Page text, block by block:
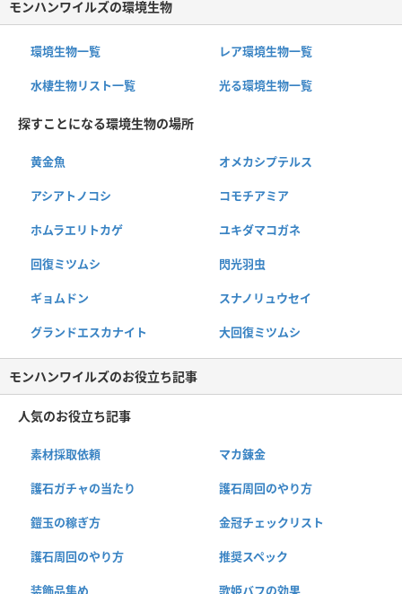
モンハンワイルズの環境生物
環境生物一覧 レア環境生物一覧
水棲生物リスト一覧 光る環境生物一覧
探すことになる環境生物の場所
黄金魚 オメカシプテルス
アシアトノコシ コモチアミア
ホムラエリトカゲ ユキダマコガネ
回復ミツムシ 閃光羽虫
ギョムドン スナノリュウセイ
グランドエスカナイト 大回復ミツムシ
モンハンワイルズのお役立ち記事
人気のお役立ち記事
素材採取依頼 マカ錬金
護石ガチャの当たり 護石周回のやり方
鎧玉の稼ぎ方 金冠チェックリスト
護石周回のやり方 推奨スペック
装飾品集め 歌姫バフの効果